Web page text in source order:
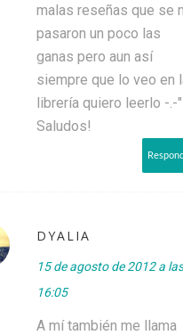
malas reseñas que se
pasaron un poco las
ganas pero aun así
siempre que lo veo en
librería quiero leerlo -.-"
Saludos!
DYALIA
15 de agosto de 2012 a las
16:05
A mí también me llama